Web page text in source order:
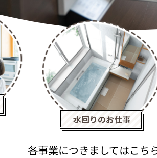
水回りのお仕事
各事業につきましてはこち